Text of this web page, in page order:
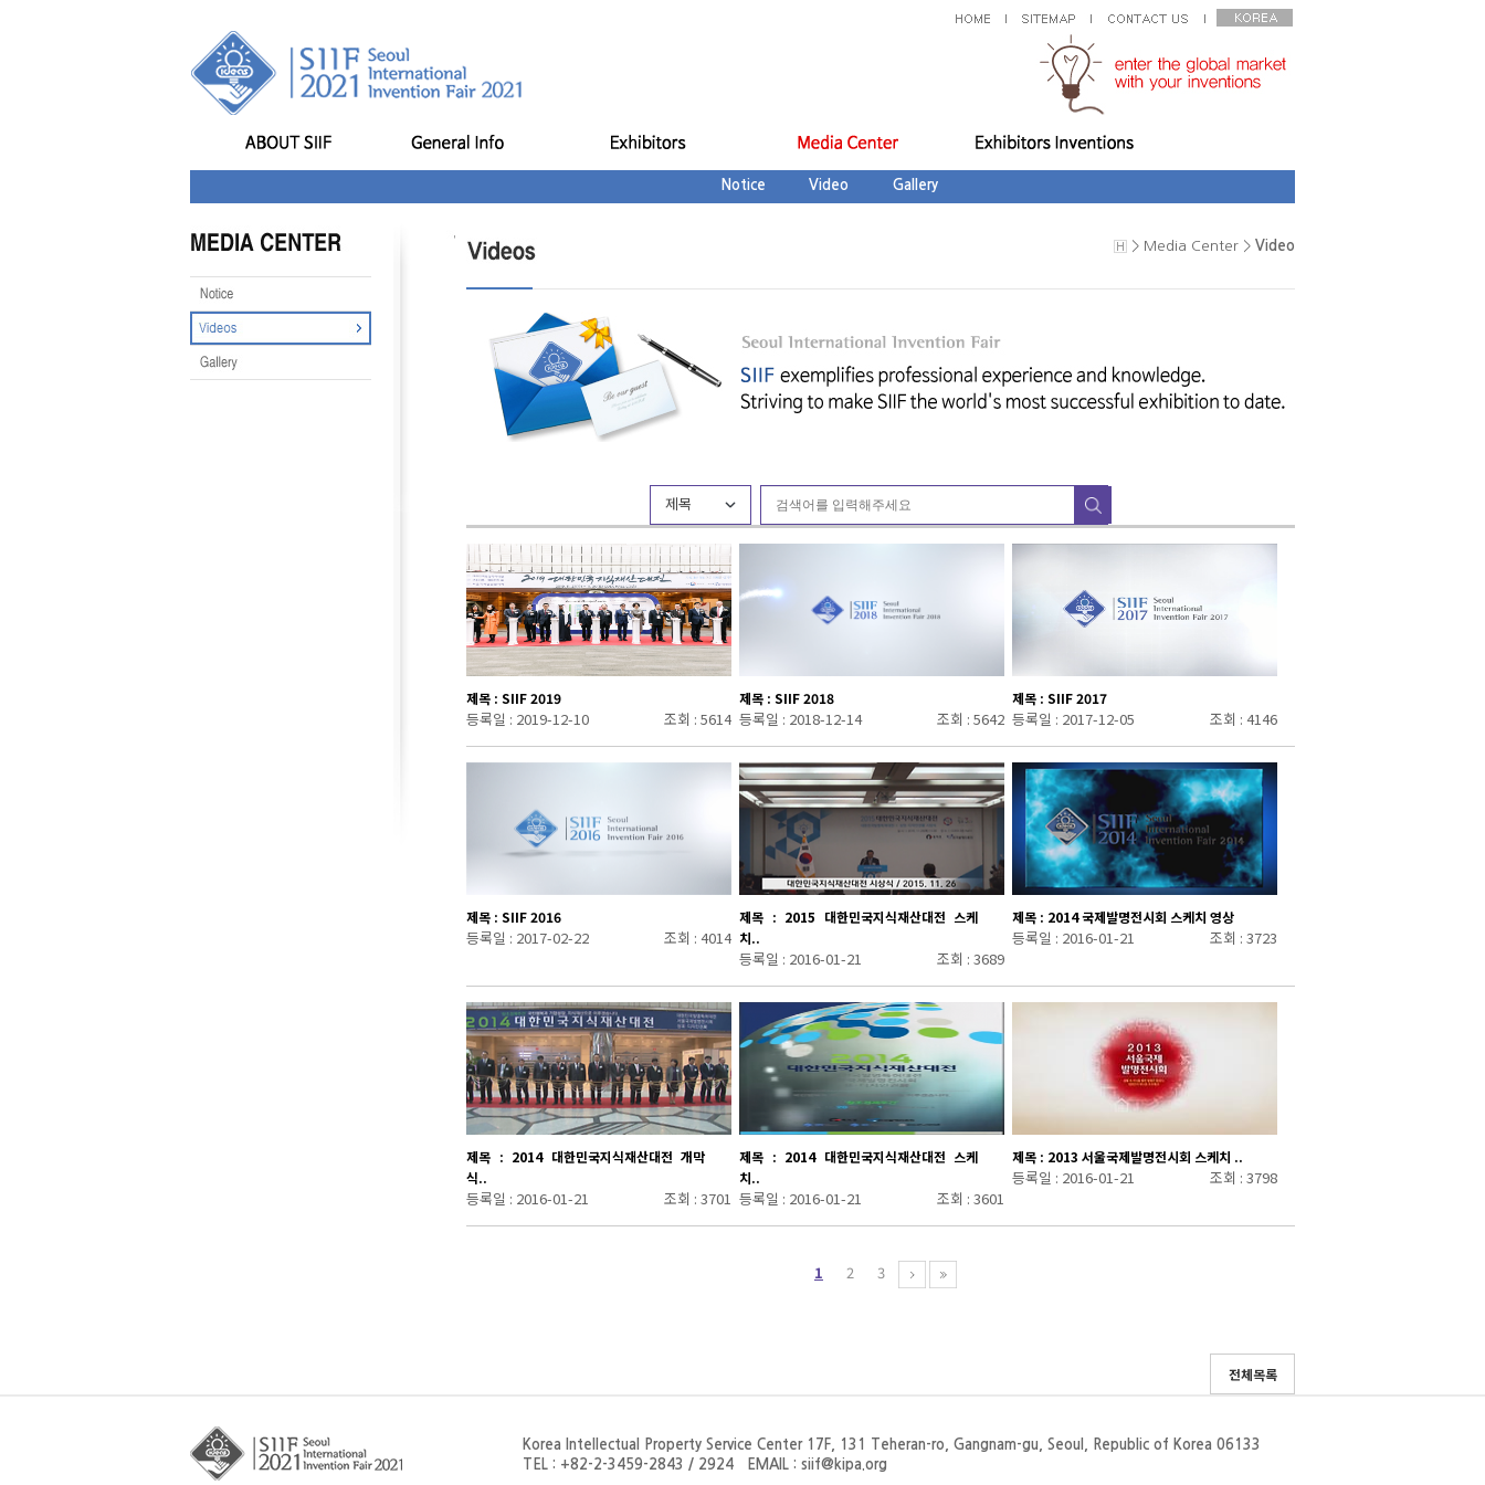
Notice Video Gallery
> Media Center > Video
제목
제목 : SIIF 2019
등록일 : 2019-12-10 조회 : 5614
제목 : SIIF 2018
등록일 : 2018-12-14 조회 : 5642
제목 : SIIF 2017
등록일 : 2017-12-05 조회 : 4146
제목 : SIIF 2016
등록일 : 2017-02-22 조회 : 4014
제목 : 2015 대한민국지식재산대전 스케
치..
등록일 : 2016-01-21 조회 : 3689
제목 : 2014 국제발명전시회 스케치 영상
등록일 : 2016-01-21 조회 : 3723
제목 : 2014 대한민국지식재산대전 개막
식..
등록일 : 2016-01-21 조회 : 3701
제목 : 2014 대한민국지식재산대전 스케
치..
등록일 : 2016-01-21 조회 : 3601
제목 : 2013 서울국제발명전시회 스케치 ..
등록일 : 2016-01-21 조회 : 3798
1 2 3
전체목록
Korea Intellectual Property Service Center 17F, 131 Teheran-ro, Gangnam-gu, Seoul, Republic of Korea 06133
TEL : +82-2-3459-2843 / 2924 EMAIL : siif@kipa.org